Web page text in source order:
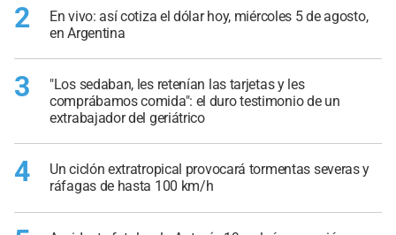
2
En vivo: así cotiza el dólar hoy, miércoles 5 de agosto,
en Argentina
3
"Los sedaban, les retenían las tarjetas y les
comprábamos comida": el duro testimonio de un
extrabajador del geriátrico
4
Un ciclón extratropical provocará tormentas severas y
ráfagas de hasta 100 km/h